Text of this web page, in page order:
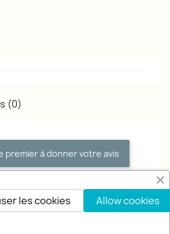
(0)
premier à donner votre avis
Allow cookies
les cookies